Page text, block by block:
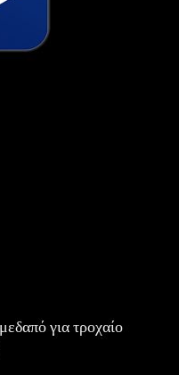
για τροχαίο